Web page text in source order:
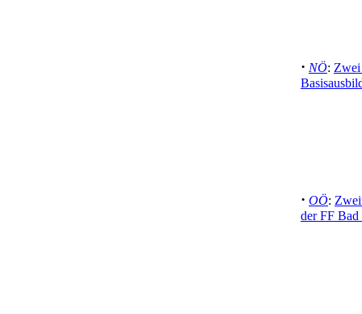
· NÖ: Zwei
· OÖ:
der FF